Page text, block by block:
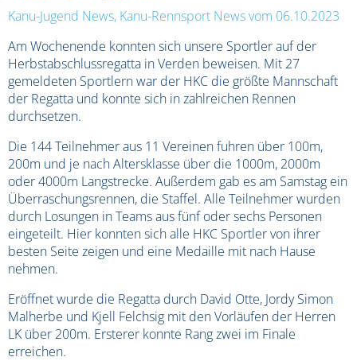
Kanu-Jugend News, Kanu-Rennsport Newsvom 06.10.2023
Am Wochenende konnten sich unsere Sportler auf der
Herbstabschlussregatta in Verden beweisen. Mit 27
gemeldeten Sportlern war der HKC die größte Mannschaft
der Regatta und konnte sich in zahlreichen Rennen
durchsetzen.
Die 144 Teilnehmer aus 11 Vereinen fuhren über 100m,
200m und je nach Altersklasse über die 1000m, 2000m
oder 4000m Langstrecke. Außerdem gab es am Samstag ein
Überraschungsrennen, die Staffel. Alle Teilnehmer wurden
durch Losungen in Teams aus fünf oder sechs Personen
eingeteilt. Hier konnten sich alle HKC Sportler von ihrer
besten Seite zeigen und eine Medaille mit nach Hause
nehmen.
Eröffnet wurde die Regatta durch David Otte, Jordy Simon
Malherbe und Kjell Felchsig mit den Vorläufen der Herren
LK über 200m. Ersterer konnte Rang zwei im Finale
erreichen.